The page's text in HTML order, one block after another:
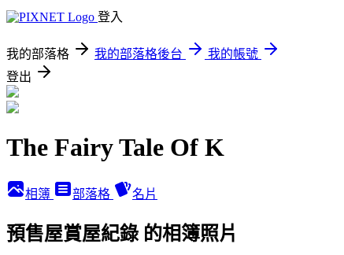
登入
我的部落格 我的部落格後台
我的帳號
登出
The Fairy Tale Of K
相簿 部落格 名片
預售屋賞屋紀錄 的相簿照片